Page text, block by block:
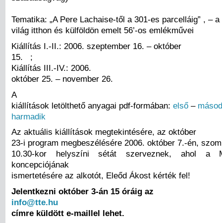
Tematika: „A Pere Lachaise-től a 301-es parcelláig” , – a
világ itthon és külföldön emelt 56’-os emlékművei
Kiállítás I.-II.: 2006. szeptember 16. – október
15. ;
Kiállítás III.-IV.: 2006.
október 25. – november 26.
A
kiállítások letölthető anyagai pdf-formában: első –
harmadik
Az aktuális kiállítások megtekintésére, az október
23-i program megbeszélésére 2006. október 7.-én,
10.30-kor helyszíni sétát szerveznek, ahol a
koncepciójának
ismertetésére az alkotót, Eleőd Ákost kérték fel!
Jelentkezni október 3-án 15 óráig az
info@tte.hu
címre küldött e-maillel lehet.